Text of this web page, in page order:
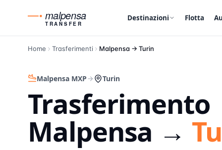
malpensa
TRANSFER
Destinazioni Flotta
Home Trasferimenti Malpensa → Turin
Malpensa MXP Turin
Trasferimento
Malpensa →